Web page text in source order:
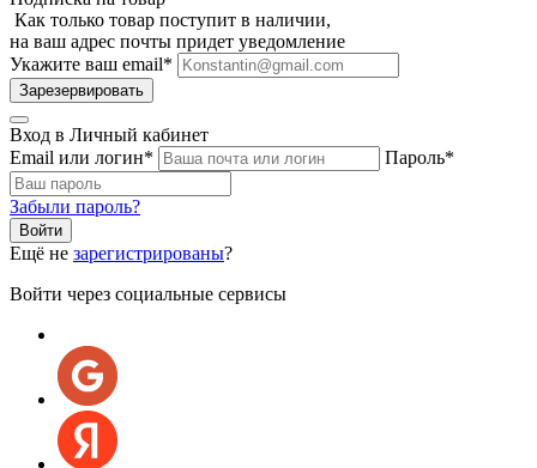
Как только товар поступит в наличии,
на ваш адрес почты придет уведомление
Укажите ваш email*
Зарезервировать
Вход в Личный кабинет
Email или логин* Пароль*
Забыли пароль?
Ещё не зарегистрированы?
Войти через социальные сервисы